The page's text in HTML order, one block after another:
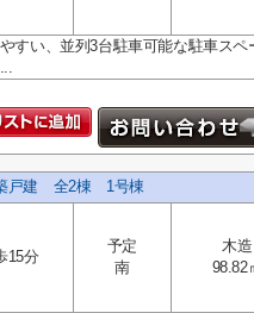
すい、並列3台駐車可能な駐車スペ
戸建 全2棟 1号棟
15分
予定
南
木造
98.82